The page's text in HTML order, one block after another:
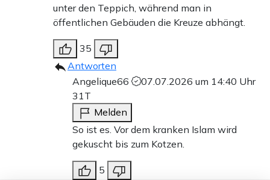
unter den Teppich, während man in
öffentlichen Gebäuden die Kreuze abhängt.
35
Antworten
Angelique66
07.07.2026 um 14:40 Uhr
31T
Melden
So ist es. Vor dem kranken Islam wird
gekuscht bis zum Kotzen.
5